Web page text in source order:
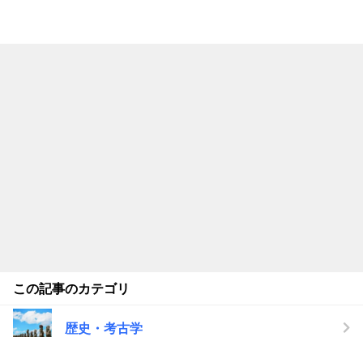
この記事のカテゴリ
歴史・考古学